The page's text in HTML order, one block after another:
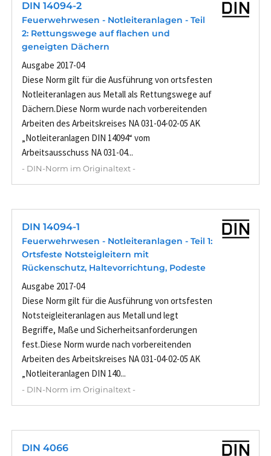
DIN 14094-2
Feuerwehrwesen - Notleiteranlagen - Teil
2: Rettungswege auf flachen und
geneigten Dächern
Ausgabe 2017-04
Diese Norm gilt für die Ausführung von ortsfesten
Notleiteranlagen aus Metall als Rettungswege auf
Dächern.Diese Norm wurde nach vorbereitenden
Arbeiten des Arbeitskreises NA 031-04-02-05 AK
„Notleiteranlagen DIN 14094“ vom
Arbeitsausschuss NA 031-04...
- DIN-Norm im Originaltext -
DIN 14094-1
Feuerwehrwesen - Notleiteranlagen - Teil 1:
Ortsfeste Notsteigleitern mit
Rückenschutz, Haltevorrichtung, Podeste
Ausgabe 2017-04
Diese Norm gilt für die Ausführung von ortsfesten
Notsteigleiteranlagen aus Metall und legt
Begriffe, Maße und Sicherheitsanforderungen
fest.Diese Norm wurde nach vorbereitenden
Arbeiten des Arbeitskreises NA 031-04-02-05 AK
„Notleiteranlagen DIN 140...
- DIN-Norm im Originaltext -
DIN 4066